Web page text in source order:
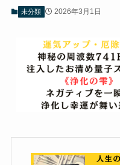
未分類 2026年3月1日